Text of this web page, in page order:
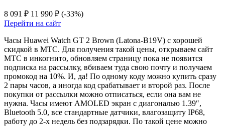
8 091 ₽ 11 990 ₽ (-33%)
Перейти на сайт
Часы Huawei Watch GT 2 Brown (Latona-B19V) с хорошей
скидкой в МТС. Для получения такой цены, открываем сайт
МТС в инкогнито, обновляем страницу пока не появится
подписка на рассылку, вбиваем туда свою почту и получаем
промокод на 10%. И, да! По одному коду можно купить сразу
2 пары часов, а иногда код срабатывает и второй раз. После
покупки от рассылки можно отписаться, если она вам не
нужна. Часы имеют AMOLED экран с диагональю 1.39″,
Bluetooth 5.0, все стандартные датчики, влагозащиту IP68,
работу до 2-х недель без подзарядки. По такой цене можно